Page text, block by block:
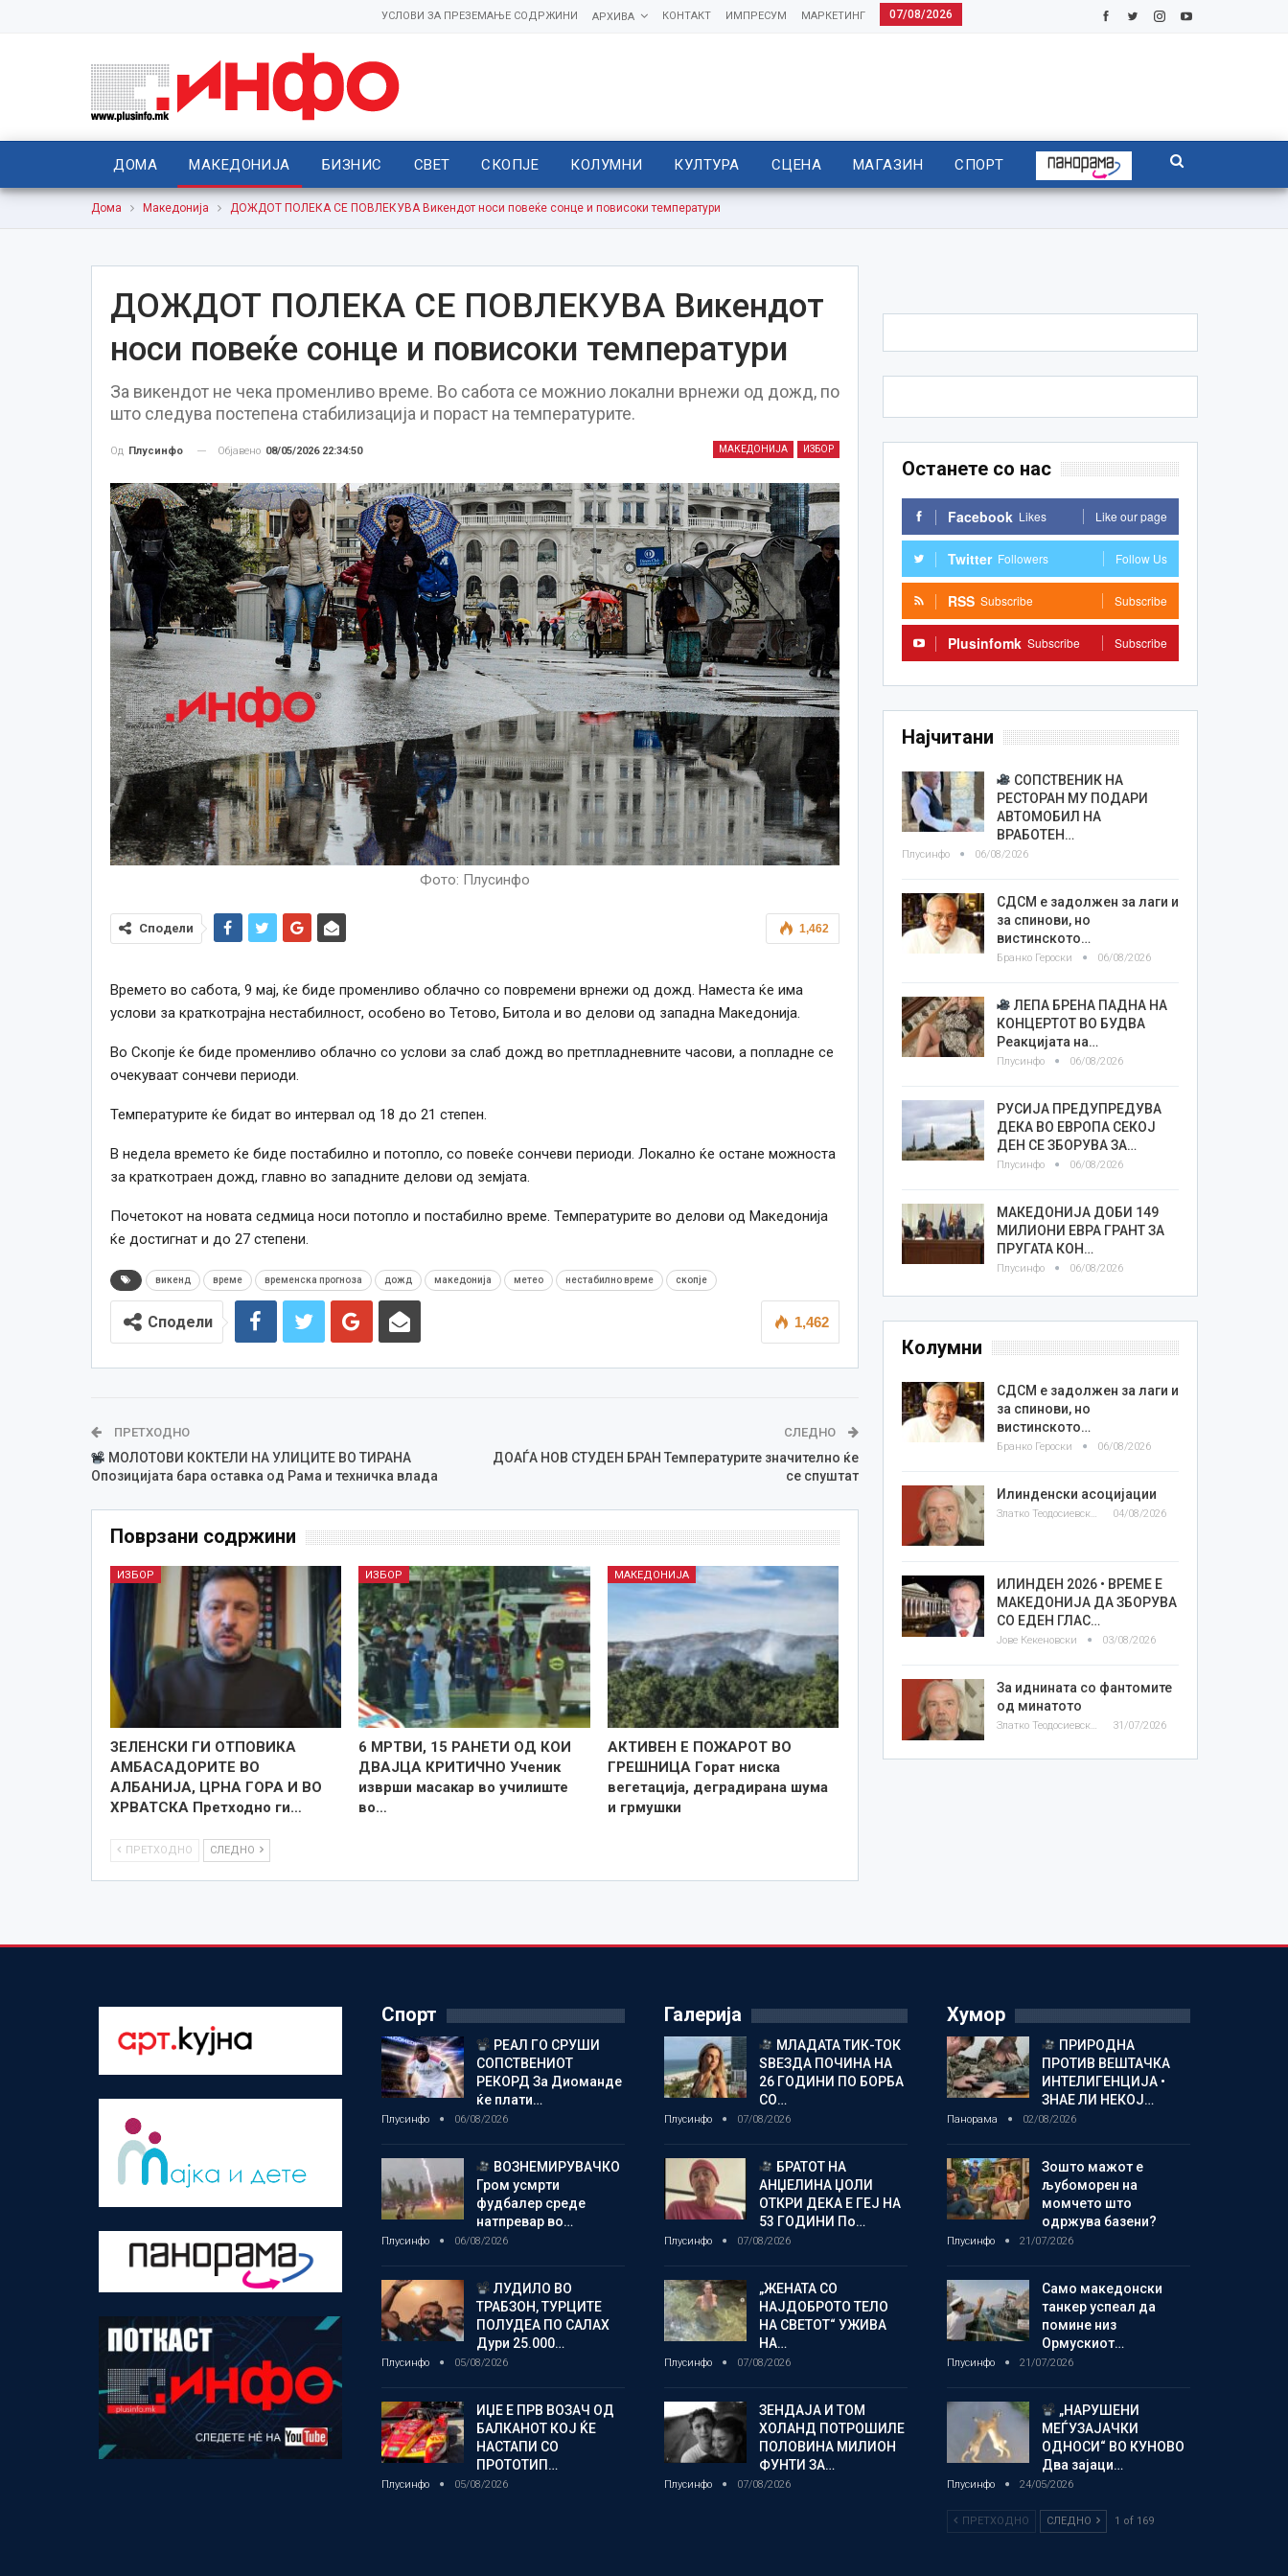
07/08/2026
МАРКЕТИНГ
ИМПРЕСУМ
КОНТАКТ
АРХИВА
УСЛОВИ ЗА ПРЕЗЕМАЊЕ СОДРЖИНИ
ДОМА МАКЕДОНИЈА БИЗНИС СВЕТ СКОПЈЕ КОЛУМНИ КУЛТУРА СЦЕНА МАГАЗИН СПОРТ
Дома Македонија ДОЖДОТ ПОЛЕКА СЕ ПОВЛЕКУВА Викендот носи повеќе сонце и повисоки температури
ДОЖДОТ ПОЛЕКА СЕ ПОВЛЕКУВА Викендот
носи повеќе сонце и повисоки температури
За викендот не чека променливо време. Во сабота се можнио локални врнежи од дожд, по
што следува постепена стабилизација и пораст на температурите.
МАКЕДОНИЈА ИЗБОР
Од Плусинфо Објавено 08/05/2026 22:34:50
Фото: Плусинфо
1,462
Сподели
Времето во сабота, 9 мај, ќе биде променливо облачно со повремени врнежи од дожд. Наместа ќе има
услови за краткотрајна нестабилност, особено во Тетово, Битола и во делови од западна Македонија.
Во Скопје ќе биде променливо облачно со услови за слаб дожд во претпладневните часови, а попладне се
очекуваат сончеви периоди.
Температурите ќе бидат во интервал од 18 до 21 степен.
В недела времето ќе биде постабилно и потопло, со повеќе сончеви периоди. Локално ќе остане можноста
за краткотраен дожд, главно во западните делови од земјата.
Почетокот на новата седмица носи потопло и постабилно време. Температурите во делови од Македонија
ќе достигнат и до 27 степени.
викенд време временска прогноза дожд македонија метео нестабилно време скопје
1,462
Сподели
ПРЕТХОДНО
МОЛОТОВИ КОКТЕЛИ НА УЛИЦИТЕ ВО ТИРАНА
Опозицијата бара оставка од Рама и техничка влада
СЛЕДНО
ДОАЃА НОВ СТУДЕН БРАН Температурите значително ќе
се спуштат
Поврзани содржини
ИЗБОР
ЗЕЛЕНСКИ ГИ ОТПОВИКА
АМБАСАДОРИТЕ ВО
АЛБАНИЈА, ЦРНА ГОРА И ВО
ХРВАТСКА Претходно ги…
ИЗБОР
6 МРТВИ, 15 РАНЕТИ ОД КОИ
ДВАЈЦА КРИТИЧНО Ученик
изврши масакар во училиште
во…
МАКЕДОНИЈА
АКТИВЕН Е ПОЖАРОТ ВО
ГРЕШНИЦА Горат ниска
вегетација, деградирана шума
и грмушки
ПРЕТХОДНО СЛЕДНО
Останете со нас
Facebook Likes Like our page
Twitter Followers Follow Us
RSS Subscribe Subscribe
Plusinfomk Subscribe Subscribe
Најчитани
СОПСТВЕНИК НА
РЕСТОРАН МУ ПОДАРИ
АВТОМОБИЛ НА
ВРАБОТЕН…
Плусинфо 06/08/2026
СДСМ е задолжен за лаги и
за спинови, но
вистинското…
Бранко Героски 06/08/2026
ЛЕПА БРЕНА ПАДНА НА
КОНЦЕРТОТ ВО БУДВА
Реакцијата на…
Плусинфо 06/08/2026
РУСИЈА ПРЕДУПРЕДУВА
ДЕКА ВО ЕВРОПА СЕКОЈ
ДЕН СЕ ЗБОРУВА ЗА…
Плусинфо 06/08/2026
МАКЕДОНИЈА ДОБИ 149
МИЛИОНИ ЕВРА ГРАНТ ЗА
ПРУГАТА КОН…
Плусинфо 06/08/2026
Колумни
СДСМ е задолжен за лаги и
за спинови, но
вистинското…
Бранко Героски 06/08/2026
Илинденски асоцијации
Златко Теодосиевски 04/08/2026
ИЛИНДЕН 2026 • ВРЕМЕ Е
МАКЕДОНИЈА ДА ЗБОРУВА
СО ЕДЕН ГЛАС…
Јове Кекеновски 03/08/2026
За иднината со фантомите
од минатото
Златко Теодосиевски 31/07/2026
Спорт
РЕАЛ ГО СРУШИ
СОПСТВЕНИОТ
РЕКОРД За Диоманде
ќе плати…
Плусинфо 06/08/2026
ВОЗНЕМИРУВАЧКО
Гром усмрти
фудбалер среде
натпревар во…
Плусинфо 06/08/2026
ЛУДИЛО ВО
ТРАБЗОН, ТУРЦИТЕ
ПОЛУДЕА ПО САЛАХ
Дури 25.000…
Плусинфо 05/08/2026
ИЏЕ Е ПРВ ВОЗАЧ ОД
БАЛКАНОТ КОЈ ЌЕ
НАСТАПИ СО
ПРОТОТИП…
Плусинфо 05/08/2026
Галерија
МЛАДАТА ТИК-ТОК
ЅВЕЗДА ПОЧИНА НА
26 ГОДИНИ ПО БОРБА
СО…
Плусинфо 07/08/2026
БРАТОТ НА
АНЏЕЛИНА ЏОЛИ
ОТКРИ ДЕКА Е ГЕЈ НА
53 ГОДИНИ По…
Плусинфо 07/08/2026
„ЖЕНАТА СО
НАЈДОБРОТО ТЕЛО
НА СВЕТОТ“ УЖИВА
НА…
Плусинфо 07/08/2026
ЗЕНДАЈА И ТОМ
ХОЛАНД ПОТРОШИЛЕ
ПОЛОВИНА МИЛИОН
ФУНТИ ЗА…
Плусинфо 07/08/2026
Хумор
ПРИРОДНА
ПРОТИВ ВЕШТАЧКА
ИНТЕЛИГЕНЦИЈА •
ЗНАЕ ЛИ НЕКОЈ…
Панорама 02/08/2026
Зошто мажот е
љубоморен на
момчето што
одржува базени?
Плусинфо 21/07/2026
Само македонски
танкер успеал да
помине низ
Ормускиот…
Плусинфо 21/07/2026
„НАРУШЕНИ
МЕЃУЗАЈАЧКИ
ОДНОСИ“ ВО КУНОВО
Два зајаци…
Плусинфо 24/05/2026
ПРЕТХОДНО СЛЕДНО 1 of 169